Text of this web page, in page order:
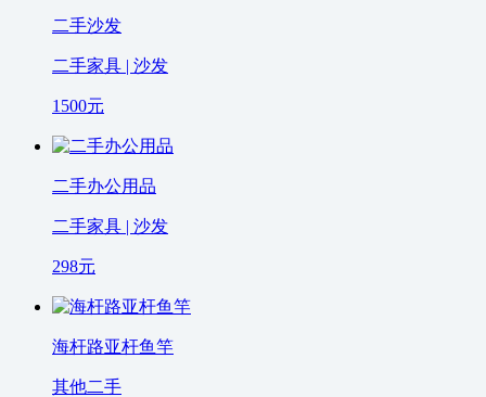
二手沙发
二手家具 | 沙发
1500元
二手办公用品
二手家具 | 沙发
298元
海杆路亚杆鱼竿
其他二手